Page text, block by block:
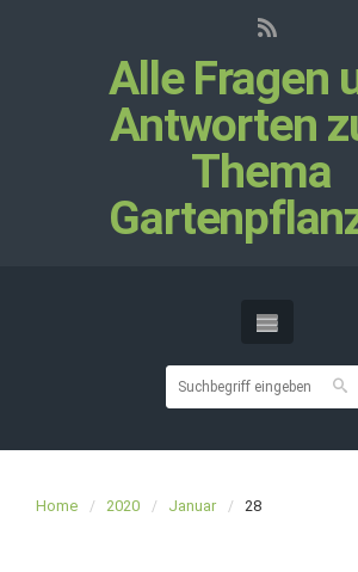
Alle Fragen
Antworten
Thema
Home 2020 Januar 28